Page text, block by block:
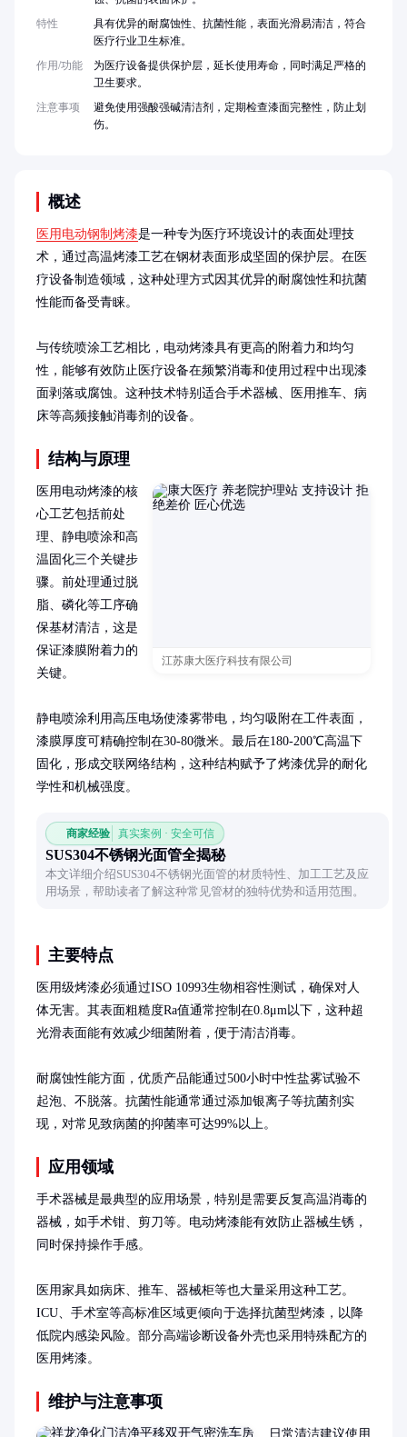
概述
医用电动钢制烤漆是一种专为医疗环境设计的表面处理技
术，通过高温烤漆工艺在钢材表面形成坚固的保护层。在医
疗设备制造领域，这种处理方式因其优异的耐腐蚀性和抗菌
性能而备受青睐。
与传统喷涂工艺相比，电动烤漆具有更高的附着力和均匀
性，能够有效防止医疗设备在频繁消毒和使用过程中出现漆
面剥落或腐蚀。这种技术特别适合手术器械、医用推车、病
床等高频接触消毒剂的设备。
结构与原理
江苏康大医疗科技有限公司
医用电动烤漆的核
心工艺包括前处
理、静电喷涂和高
温固化三个关键步
骤。前处理通过脱
脂、磷化等工序确
保基材清洁，这是
保证漆膜附着力的
关键。
静电喷涂利用高压电场使漆雾带电，均匀吸附在工件表面，
漆膜厚度可精确控制在30-80微米。最后在180-200℃高温下
固化，形成交联网络结构，这种结构赋予了烤漆优异的耐化
学性和机械强度。
商家经验 真实案例 · 安全可信
SUS304不锈钢光面管全揭秘
本文详细介绍SUS304不锈钢光面管的材质特性、加工工艺及应
用场景，帮助读者了解这种常见管材的独特优势和适用范围。
主要特点
医用级烤漆必须通过ISO 10993生物相容性测试，确保对人
体无害。其表面粗糙度Ra值通常控制在0.8μm以下，这种超
光滑表面能有效减少细菌附着，便于清洁消毒。
耐腐蚀性能方面，优质产品能通过500小时中性盐雾试验不
起泡、不脱落。抗菌性能通常通过添加银离子等抗菌剂实
现，对常见致病菌的抑菌率可达99%以上。
应用领域
手术器械是最典型的应用场景，特别是需要反复高温消毒的
器械，如手术钳、剪刀等。电动烤漆能有效防止器械生锈，
同时保持操作手感。
医用家具如病床、推车、器械柜等也大量采用这种工艺。
ICU、手术室等高标准区域更倾向于选择抗菌型烤漆，以降
低院内感染风险。部分高端诊断设备外壳也采用特殊配方的
医用烤漆。
维护与注意事项
日常清洁建议使用
特性
具有优异的耐腐蚀性、抗菌性能，表面光滑易清洁，符合
医疗行业卫生标准。
作用/功能
为医疗设备提供保护层，延长使用寿命，同时满足严格的
卫生要求。
注意事项
避免使用强酸强碱清洁剂，定期检查漆面完整性，防止划
伤。